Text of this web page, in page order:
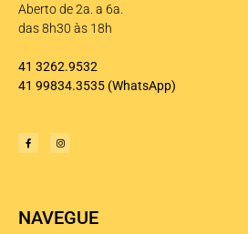
Aberto de 2a. a 6a.
das 8h30 às 18h
41 3262.9532
41 99834.3535 (WhatsApp)
NAVEGUE